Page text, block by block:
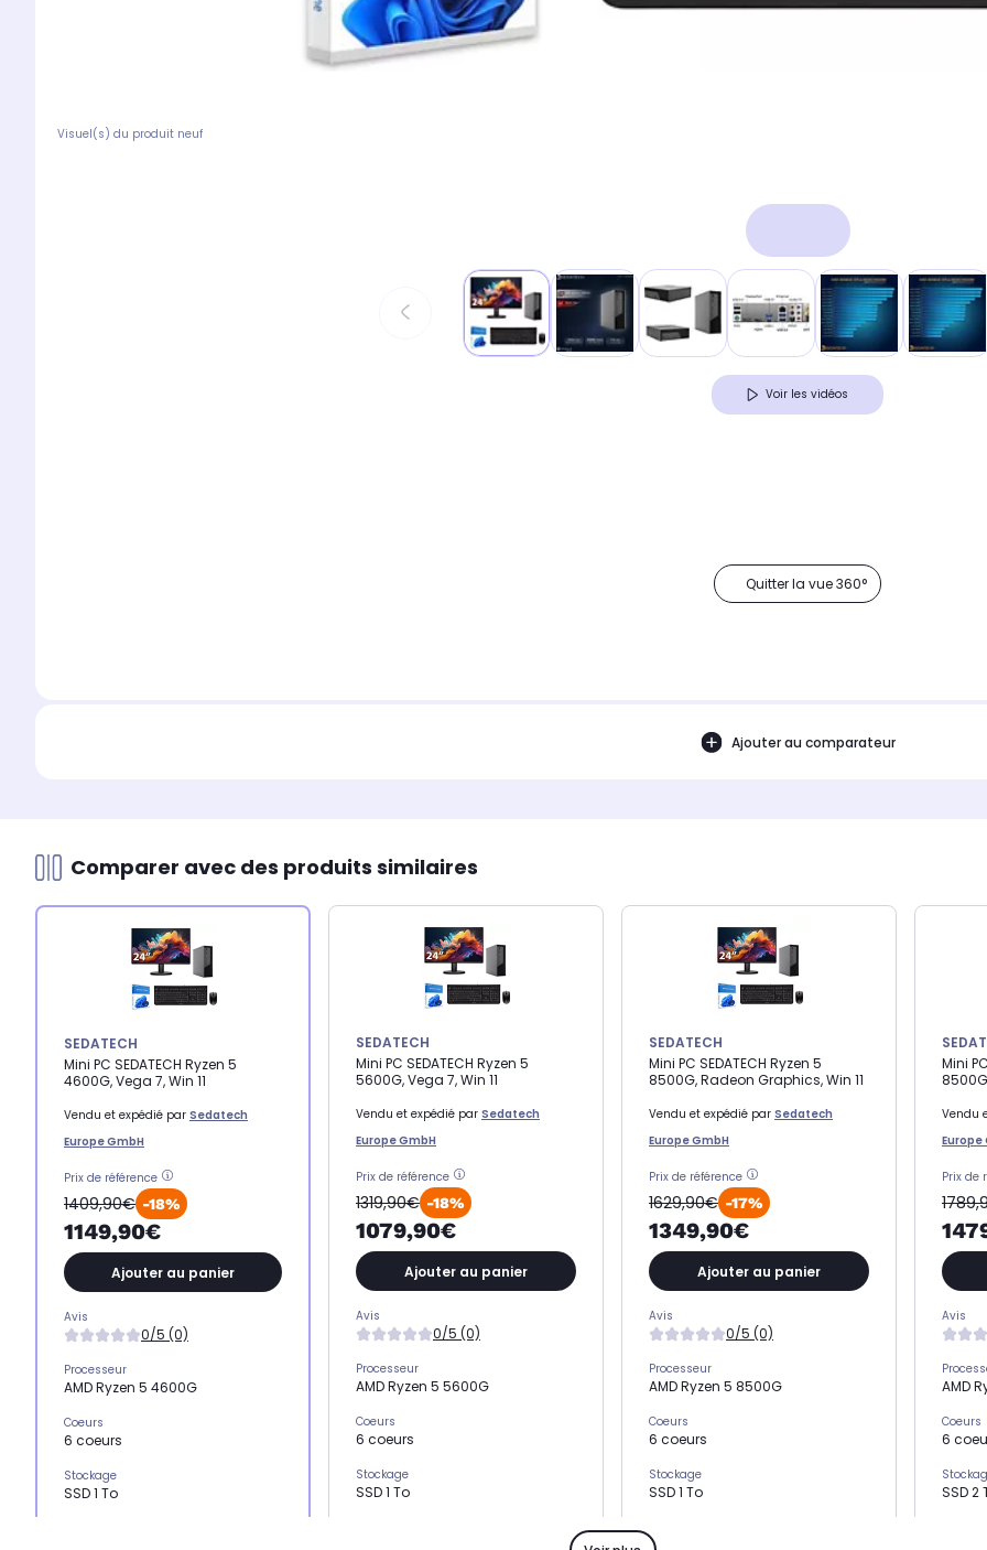
Visuel(s) du produit neuf
Voir les vidéos
Quitter la vue 360°
Ajouter au comparateur
Comparer avec des produits similaires
SEDATECH
Mini PC SEDATECH Ryzen 5
4600G, Vega 7, Win 11
Vendu et expédié par Sedatech
Europe GmbH
Prix de référence
1409,90€ -18%
1149,90€
Ajouter au panier
Avis
0/5 (0)
Processeur
AMD Ryzen 5 4600G
Coeurs
6 coeurs
Stockage
SSD 1 To
SEDATECH
Mini PC SEDATECH Ryzen 5
5600G, Vega 7, Win 11
Vendu et expédié par Sedatech
Europe GmbH
Prix de référence
1319,90€ -18%
1079,90€
Ajouter au panier
Avis
0/5 (0)
Processeur
AMD Ryzen 5 5600G
Coeurs
6 coeurs
Stockage
SSD 1 To
SEDATECH
Mini PC SEDATECH Ryzen 5
8500G, Radeon Graphics, Win 11
Vendu et expédié par Sedatech
Europe GmbH
Prix de référence
1629,90€ -17%
1349,90€
Ajouter au panier
Avis
0/5 (0)
Processeur
AMD Ryzen 5 8500G
Coeurs
6 coeurs
Stockage
SSD 1 To
16 Go
Mini
Vendu
Europe
Prix de
Avis
AMD
Coeurs
6
SSD 2